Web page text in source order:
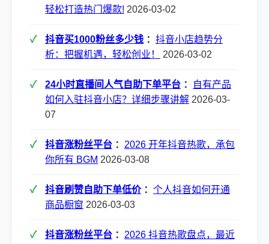
轻松打造热门爆款! 2026-03-02
抖音买1000粉丝多少钱 ： 抖音小店趋势分
析：把握机遇，轻松创业！
2026-03-02
24小时直播间人气自助下单平台 ：
自有产品
如何入驻抖音小店？详细步骤讲解 2026-03-
07
抖音涨粉丝平台 ： 2026 开年抖音热歌，承包
你所有 BGM 2026-03-08
抖音刷赞自助下单低价： 个人抖音如何开通
商品橱窗 2026-03-03
抖音涨粉丝平台 ： 2026 抖音热歌盘点，最近